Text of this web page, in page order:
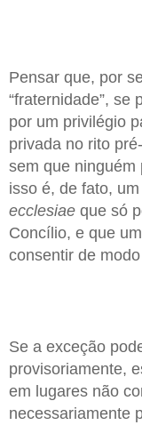
Pensar que, por
“fraternidade”, se
por um privilégio
privada no rito
sem que ninguém
isso é, de fato,
ecclesiae que só
Concílio, e que
consentir de
Se a exceção
provisoriamente,
em lugares não
necessariamente